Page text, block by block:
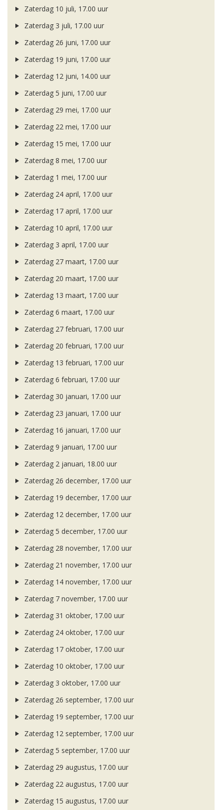
Zaterdag 10 juli, 17.00 uur
Zaterdag 3 juli, 17.00 uur
Zaterdag 26 juni, 17.00 uur
Zaterdag 19 juni, 17.00 uur
Zaterdag 12 juni, 14.00 uur
Zaterdag 5 juni, 17.00 uur
Zaterdag 29 mei, 17.00 uur
Zaterdag 22 mei, 17.00 uur
Zaterdag 15 mei, 17.00 uur
Zaterdag 8 mei, 17.00 uur
Zaterdag 1 mei, 17.00 uur
Zaterdag 24 april, 17.00 uur
Zaterdag 17 april, 17.00 uur
Zaterdag 10 april, 17.00 uur
Zaterdag 3 april, 17.00 uur
Zaterdag 27 maart, 17.00 uur
Zaterdag 20 maart, 17.00 uur
Zaterdag 13 maart, 17.00 uur
Zaterdag 6 maart, 17.00 uur
Zaterdag 27 februari, 17.00 uur
Zaterdag 20 februari, 17.00 uur
Zaterdag 13 februari, 17.00 uur
Zaterdag 6 februari, 17.00 uur
Zaterdag 30 januari, 17.00 uur
Zaterdag 23 januari, 17.00 uur
Zaterdag 16 januari, 17.00 uur
Zaterdag 9 januari, 17.00 uur
Zaterdag 2 januari, 18.00 uur
Zaterdag 26 december, 17.00 uur
Zaterdag 19 december, 17.00 uur
Zaterdag 12 december, 17.00 uur
Zaterdag 5 december, 17.00 uur
Zaterdag 28 november, 17.00 uur
Zaterdag 21 november, 17.00 uur
Zaterdag 14 november, 17.00 uur
Zaterdag 7 november, 17.00 uur
Zaterdag 31 oktober, 17.00 uur
Zaterdag 24 oktober, 17.00 uur
Zaterdag 17 oktober, 17.00 uur
Zaterdag 10 oktober, 17.00 uur
Zaterdag 3 oktober, 17.00 uur
Zaterdag 26 september, 17.00 uur
Zaterdag 19 september, 17.00 uur
Zaterdag 12 september, 17.00 uur
Zaterdag 5 september, 17.00 uur
Zaterdag 29 augustus, 17.00 uur
Zaterdag 22 augustus, 17.00 uur
Zaterdag 15 augustus, 17.00 uur